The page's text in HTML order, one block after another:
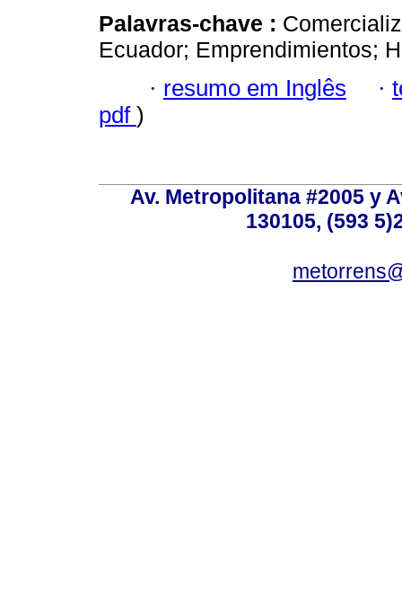
Palavras-chave :
Ecuador; Emprendimientos;
· resumo em Inglês ·
pdf )
Av. Metropolitana #2005 y
130105, (593